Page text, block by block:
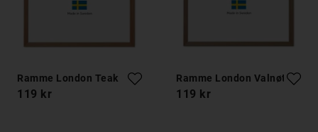
Ramme London Teak
119 kr
Ramme London Valnøtt
119 kr